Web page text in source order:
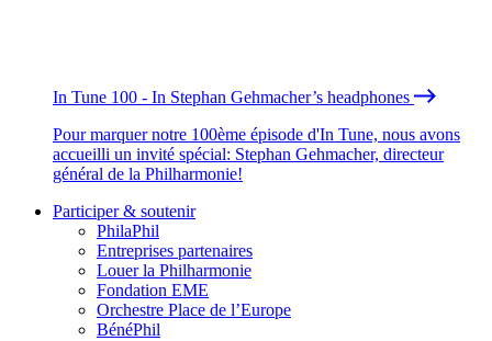
In Tune 100 - In Stephan Gehmacher’s headphones
Pour marquer notre 100ème épisode d'In Tune, nous avons
accueilli un invité spécial: Stephan Gehmacher, directeur
général de la Philharmonie!
Participer & soutenir
PhilaPhil
Entreprises partenaires
Louer la Philharmonie
Fondation EME
Orchestre Place de l’Europe
BénéPhil